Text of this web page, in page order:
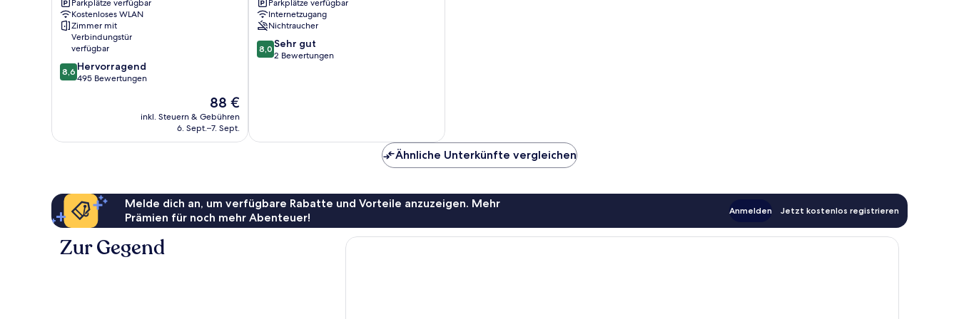
Friedrichshafen
Parkplätze verfügbar
Kostenloses WLAN
Zimmer mit
Verbindungstür
verfügbar
8.6
von
8,6 Hervorragend
495 Bewertungen
Der
Preis
beträgt
88 €
inkl. Steuern & Gebühren
6. Sept.–7. Sept.
Parkplätze verfügbar
Internetzugang
Nichtraucher
8.0
von
8,0 Sehr gut
2 Bewertungen
Ähnliche Unterkünfte vergleichen
Melde dich an, um verfügbare Rabatte und Vorteile anzuzeigen. Mehr
Prämien für noch mehr Abenteuer!
Anmelden Jetzt kostenlos registrieren
Zur Gegend